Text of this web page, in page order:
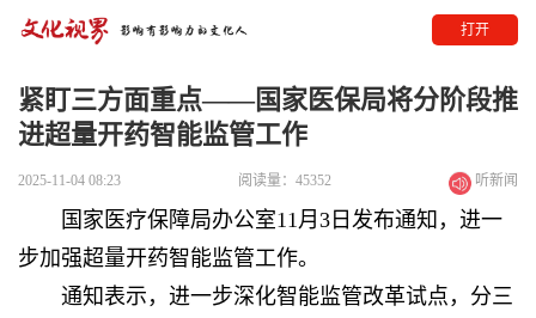
打开
紧盯三方面重点——国家医保局将分阶段推
进超量开药智能监管工作
2025-11-04 08:23 阅读量：45352 听新闻
国家医疗保障局办公室11月3日发布通知，进一
步加强超量开药智能监管工作。
通知表示，进一步深化智能监管改革试点，分三